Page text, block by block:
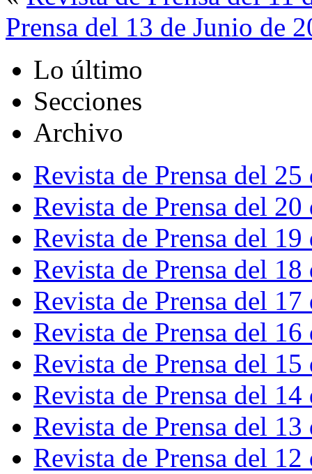
Prensa del 13 de Junio de
Lo último
Secciones
Archivo
Revista de Prensa del
Revista de Prensa del
Revista de Prensa del
Revista de Prensa del
Revista de Prensa del
Revista de Prensa del
Revista de Prensa del
Revista de Prensa del
Revista de Prensa del
Revista de Prensa del